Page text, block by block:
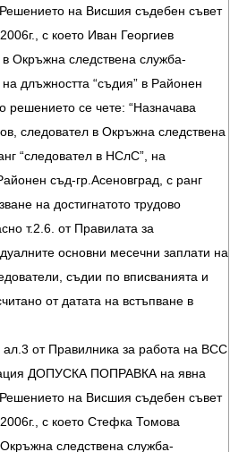
на Висшия съдебен съвет
с което Иван Георгиев
Окръжна следствена служба-
длъжността “съдия” в Районен
решението се чете: “Назначава
следовател в Окръжна следствена
“следовател в НСлС”, на
съд-гр.Асеновград, с ранг
на достигнатото трудово
т.2.6. от Правилата за
основни месечни заплати на
съдии по вписванията и
от датата на встъпване в
от Правилника за работа на ВСС
ДОПУСКА ПОПРАВКА на явна
на Висшия съдебен съвет
с което Стефка Томова
следствена служба-